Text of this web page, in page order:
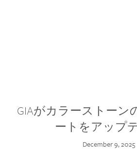
GIAがカラーストーン
ートをアップ
December 9, 2025